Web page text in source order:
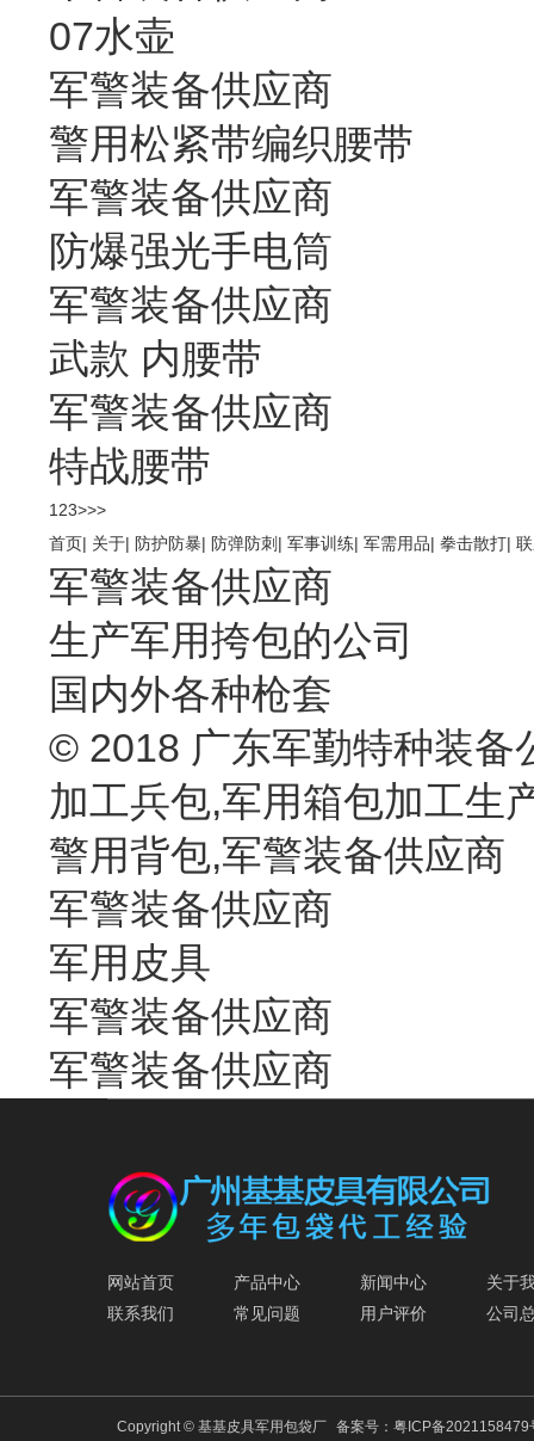
07水壶
军警装备供应商
警用松紧带编织腰带
军警装备供应商
防爆强光手电筒
军警装备供应商
武款 内腰带
军警装备供应商
特战腰带
1 23>>>
首页| 关于| 防护防暴| 防弹防刺 | 军事训练| 军需用品| 拳击散打|
军警装备供应商
生产军用挎包的公司
国内外各种枪套
© 2018 广东军勤特种装备
加工兵包,军用箱包加工生
警用背包,军警装备供应商
军警装备供应商
军用皮具
军警装备供应商
军警装备供应商
网站首页 产品中心 新闻中心
关于
联系我们
常见问题 用户评价 公司
Copyright © 基基皮具军用包袋厂 备案号： 粤ICP备2021158479